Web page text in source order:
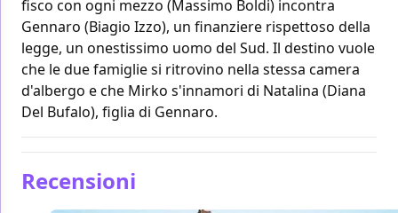
fisco con ogni mezzo (Massimo Boldi) incontra
Gennaro (Biagio Izzo), un finanziere rispettoso della
legge, un onestissimo uomo del Sud. Il destino vuole
che le due famiglie si ritrovino nella stessa camera
d'albergo e che Mirko s'innamori di Natalina (Diana
Del Bufalo), figlia di Gennaro.
Recensioni